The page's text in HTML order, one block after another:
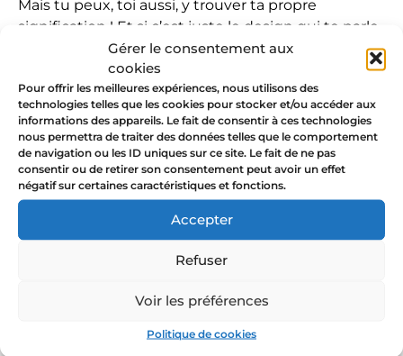
Gérer le consentement aux
cookies
Pour offrir les meilleures expériences, nous utilisons des
technologies telles que les cookies pour stocker et/ou accéder aux
informations des appareils. Le fait de consentir à ces technologies
nous permettra de traiter des données telles que le comportement
de navigation ou les ID uniques sur ce site. Le fait de ne pas
consentir ou de retirer son consentement peut avoir un effet
négatif sur certaines caractéristiques et fonctions.
Accepter
Refuser
Voir les préférences
Politique de cookies
Mais tu peux, toi aussi, y trouver ta propre
signification ! Et si c’est juste le design qui te parle,
parce que tu adores les chats, c’est tout aussi bien.
Comment porter la bague
chat Bastet or ou argent
La bague chat en or ou en argent se porte aussi
bien seule qu’en accumulation. Elle attire toujours
l’œil sur ta main. Pense à la porter en parure avec
les autres bijoux de la collection
pour apprendre à te faire confiance et être
twist original et fun de ta tenue.